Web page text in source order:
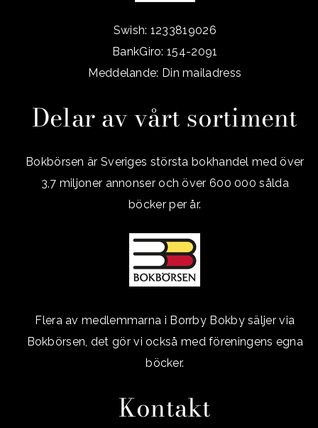
Swish: 1233819026
BankGiro: 154-2091
Meddelande: Din mailadress
Delar av vårt sortiment
Bokbörsen är Sveriges största bokhandel med över
3,7 miljoner annonser och över 600 000 sålda
böcker per år.
Flera av medlemmarna i Borrby Bokby säljer via
Bokbörsen, det gör vi också med föreningens egna
böcker.
Kontakt